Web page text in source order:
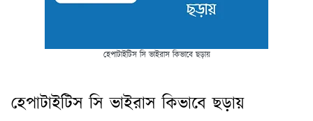
হেপাটাইটিস সি ভাইরাস কিভাবে ছড়ায়
হেপাটাইটিস সি ভাইরাস কিভাবে ছড়ায়